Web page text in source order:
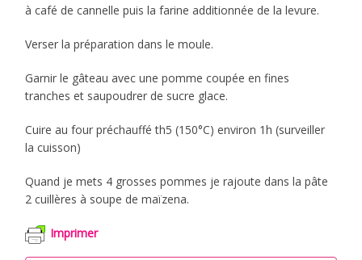
à café de cannelle puis la farine additionnée de la levure.
Verser la préparation dans le moule.
Garnir le gâteau avec une pomme coupée en fines
tranches et saupoudrer de sucre glace.
Cuire au four préchauffé th5 (150°C) environ 1h (surveiller
la cuisson)
Quand je mets 4 grosses pommes je rajoute dans la pâte
2 cuillères à soupe de maïzena.
Imprimer